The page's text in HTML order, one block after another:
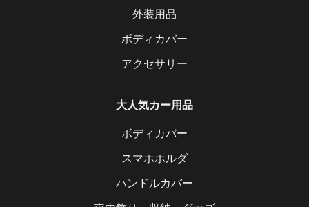
外装用品
ボディカバー
アクセサリー
大人気カー用品
ボディカバー
スマホホルダ
ハンドルカバー